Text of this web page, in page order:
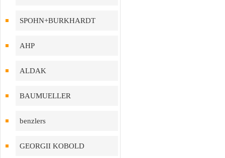
SPOHN+BURKHARDT
AHP
ALDAK
BAUMUELLER
benzlers
GEORGII KOBOLD